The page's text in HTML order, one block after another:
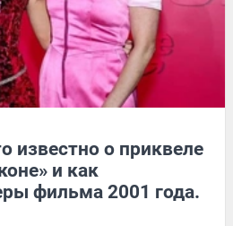
известно о приквеле
и как
фильма 2001 года.